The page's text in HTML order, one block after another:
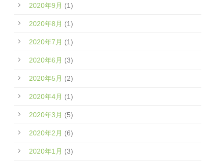
2020年9月 (1)
2020年8月 (1)
2020年7月 (1)
2020年6月 (3)
2020年5月 (2)
2020年4月 (1)
2020年3月 (5)
2020年2月 (6)
2020年1月 (3)